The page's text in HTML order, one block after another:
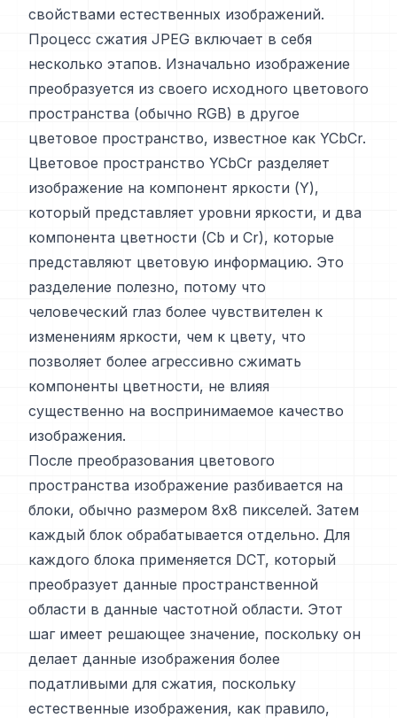
свойствами естественных изображений.
Процесс сжатия JPEG включает в себя
несколько этапов. Изначально изображение
преобразуется из своего исходного цветового
пространства (обычно RGB) в другое
цветовое пространство, известное как YCbCr.
Цветовое пространство YCbCr разделяет
изображение на компонент яркости (Y),
который представляет уровни яркости, и два
компонента цветности (Cb и Cr), которые
представляют цветовую информацию. Это
разделение полезно, потому что
человеческий глаз более чувствителен к
изменениям яркости, чем к цвету, что
позволяет более агрессивно сжимать
компоненты цветности, не влияя
существенно на воспринимаемое качество
изображения.
После преобразования цветового
пространства изображение разбивается на
блоки, обычно размером 8x8 пикселей. Затем
каждый блок обрабатывается отдельно. Для
каждого блока применяется DCT, который
преобразует данные пространственной
области в данные частотной области. Этот
шаг имеет решающее значение, поскольку он
делает данные изображения более
податливыми для сжатия, поскольку
естественные изображения, как правило,